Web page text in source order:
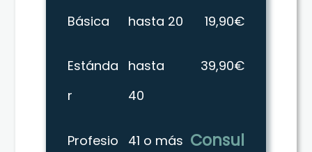
Básica hasta 20 19,90€
Estánda
r
hasta
40
39,90€
Profesio
41 o más Consul